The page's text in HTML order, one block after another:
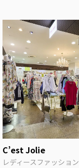
C’est Jolie
レディースファッション